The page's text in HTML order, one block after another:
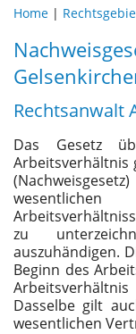
Home |
Rechtsanwalt
Das Gesetz
Arbeitsverhältnis
zu
auszuhändigen.
Beginn des
Dasselbe gilt
wesentlichen